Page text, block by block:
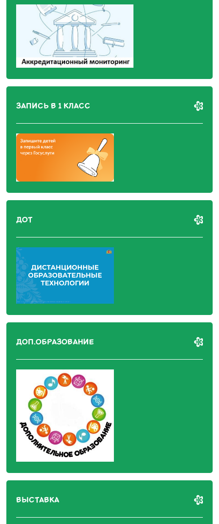
ЗАПИСЬ В 1 КЛАСС
ДОТ
ДОП.ОБРАЗОВАНИЕ
ВЫСТАВКА